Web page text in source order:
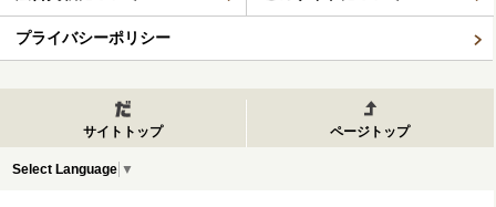
プライバシーポリシー
サイトトップ ページトップ
Select Language ▼